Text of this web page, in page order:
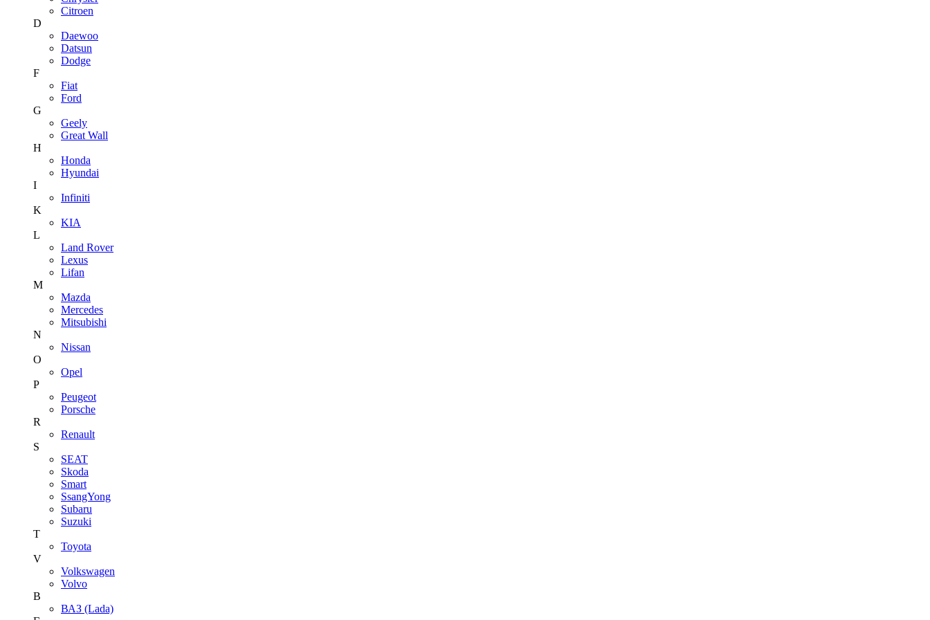
Citroen
D
Daewoo
Datsun
Dodge
F
Fiat
Ford
G
Geely
Great Wall
H
Honda
Hyundai
I
Infiniti
K
KIA
L
Land Rover
Lexus
Lifan
M
Mazda
Mercedes
Mitsubishi
N
Nissan
O
Opel
P
Peugeot
Porsche
R
Renault
S
SEAT
Skoda
Smart
SsangYong
Subaru
Suzuki
T
Toyota
V
Volkswagen
Volvo
В
ВАЗ (Lada)